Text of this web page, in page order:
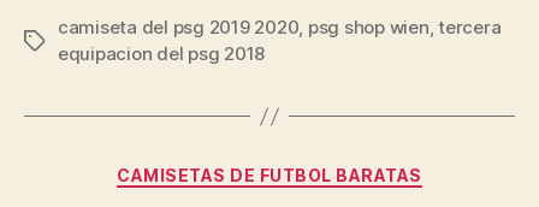
Etiquetas
camiseta del psg 2019 2020, psg shop wien,tercera
equipacion del psg 2018
Categorías
CAMISETAS DE FUTBOL BARATAS